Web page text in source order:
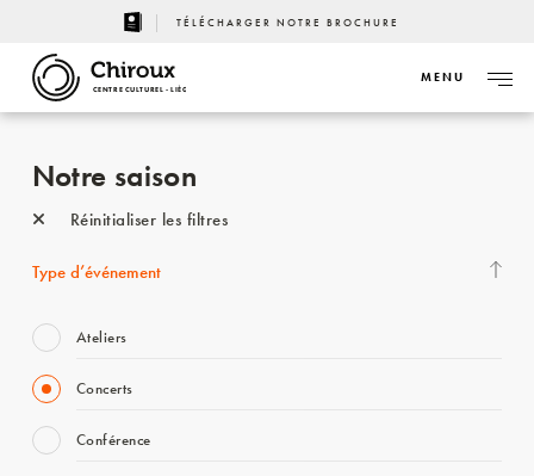
TÉLÉCHARGER NOTRE BROCHURE
CENTRE CULTUREL - LIÈGE
MENU
Notre saison
Réinitialiser les filtres
Type d’événement
Ateliers
Concerts
Conférence